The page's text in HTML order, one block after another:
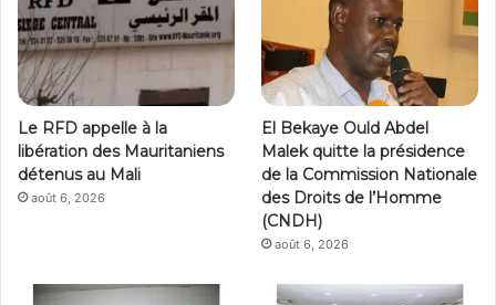
Le RFD appelle à la
libération des Mauritaniens
détenus au Mali
août 6, 2026
El Bekaye Ould Abdel
Malek quitte la présidence
de la Commission Nationale
des Droits de l’Homme
(CNDH)
août 6, 2026